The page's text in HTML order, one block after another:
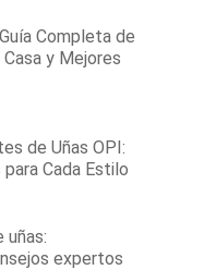
Completa de
y Mejores
de Uñas OPI:
Cada Estilo
uñas:
expertos